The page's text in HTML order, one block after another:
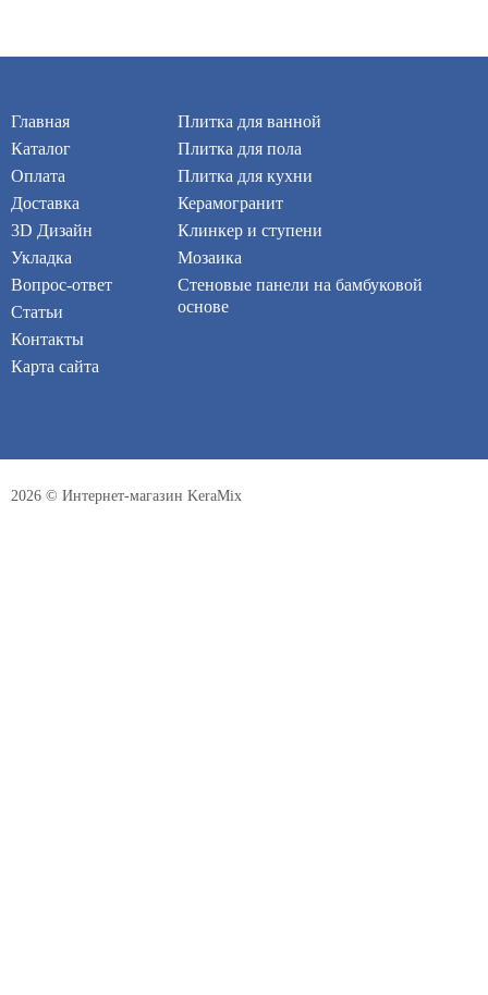
Главная
Каталог
Оплата
Доставка
3D Дизайн
Укладка
Вопрос-ответ
Статьи
Контакты
Карта сайта
Плитка для ванной
Плитка для пола
Плитка для кухни
Керамогранит
Клинкер и ступени
Мозаика
Стеновые панели на бамбуковой
основе
2026 © Интернет-магазин KeraMix